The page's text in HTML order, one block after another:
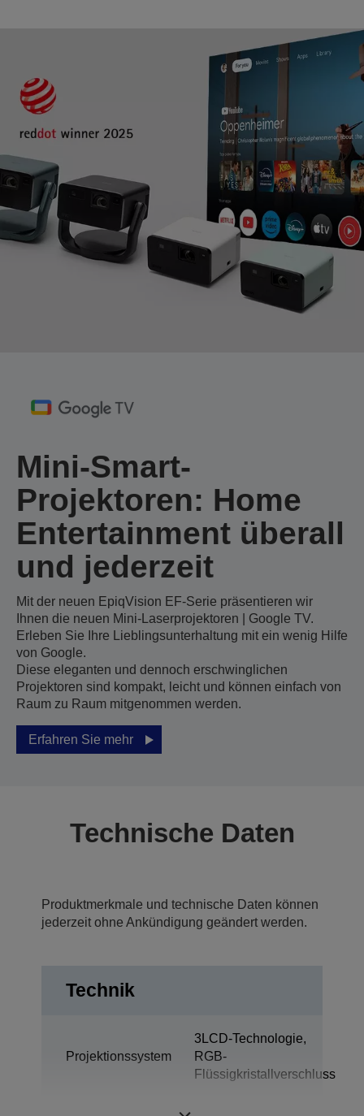
Mini-Smart-
Projektoren: Home
Entertainment überall
und jederzeit
Mit der neuen EpiqVision EF-Serie präsentieren wir
Ihnen die neuen Mini-Laserprojektoren | Google TV.
Erleben Sie Ihre Lieblingsunterhaltung mit ein wenig Hilfe
von Google.
Diese eleganten und dennoch erschwinglichen
Projektoren sind kompakt, leicht und können einfach von
Raum zu Raum mitgenommen werden.
Erfahren Sie mehr
Technische Daten
Produktmerkmale und technische Daten können
jederzeit ohne Ankündigung geändert werden.
Technik
Projektionssystem
3LCD-Technologie,
RGB-
Flüssigkristallverschluss